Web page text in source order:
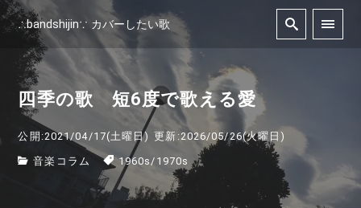
∴bandshijin∵ カバーしたい歌
四季の歌 短6度で歌える愛
公開:2021/04/17(土曜日) 更新:2026/05/26(火曜日)
音楽コラム 1960s / 1970s